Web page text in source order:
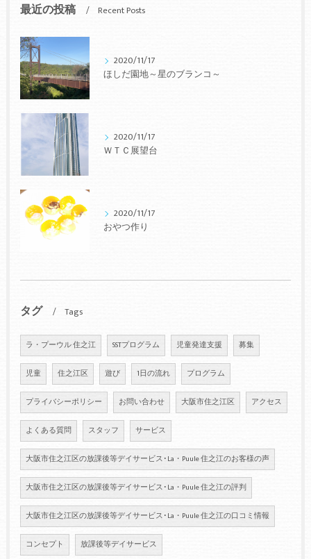
最近の投稿 Recent Posts
2020/11/17
ほしだ園地～星のブランコ～
2020/11/17
ＷＴＣ展望台
2020/11/17
おやつ作り
タグ Tags
ラ・プーウル 住之江 SSTプログラム 児童発達支援 募集
児童 住之江区 遊び 1日の流れ プログラム
プライバシーポリシー お問い合わせ 大阪市住之江区 アクセス
よくある質問 スタッフ サービス
大阪市住之江区の放課後等デイサービス･La・Puule 住之江のお客様の声
大阪市住之江区の放課後等デイサービス･La・Puule 住之江の評判
大阪市住之江区の放課後等デイサービス･La・Puule 住之江の口コミ情報
コンセプト 放課後等デイサービス